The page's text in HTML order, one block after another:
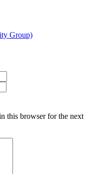
Group)
this browser for the next